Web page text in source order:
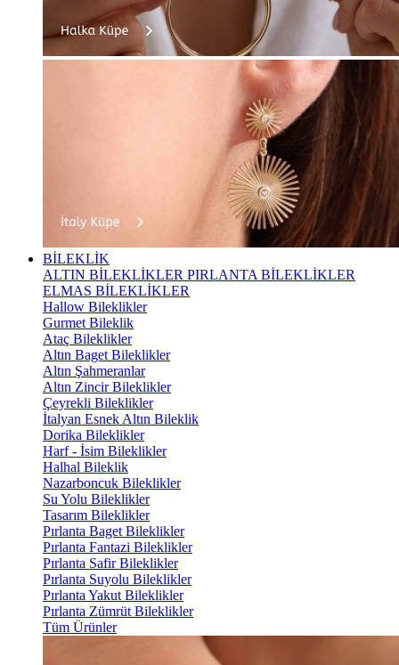
BİLEKLİK
ALTIN BİLEKLİKLER PIRLANTA BİLEKLİKLER
ELMAS BİLEKLİKLER
Hallow Bileklikler
Gurmet Bileklik
Ataç Bileklikler
Altın Baget Bileklikler
Altın Şahmeranlar
Altın Zincir Bileklikler
Çeyrekli Bileklikler
İtalyan Esnek Altın Bileklik
Dorika Bileklikler
Harf - İsim Bileklikler
Halhal Bileklik
Nazarboncuk Bileklikler
Su Yolu Bileklikler
Tasarım Bileklikler
Pırlanta Baget Bileklikler
Pırlanta Fantazi Bileklikler
Pırlanta Safir Bileklikler
Pırlanta Suyolu Bileklikler
Pırlanta Yakut Bileklikler
Pırlanta Zümrüt Bileklikler
Tüm Ürünler